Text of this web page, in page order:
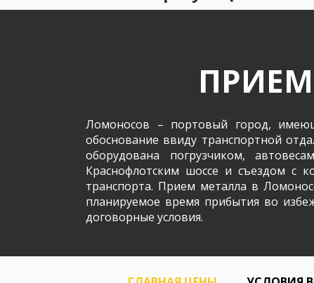
Ломоносов – портовый город,
обоснование ввиду транспортной
оборудована погрузчиком,
Краснофлотским шоссе и съездом с
транспорта. Прием металла в
планируемое время прибытия во
договорные условия.